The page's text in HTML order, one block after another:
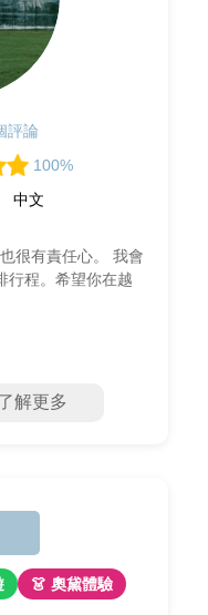
評論
100%
中文
很有責任心。 我會
行程。希望你在越
解更多
👗 奧黛體驗